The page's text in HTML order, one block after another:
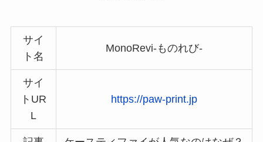
サイ
ト名
MonoRevi-ものれび-
サイ
トUR
L
https://paw-print.jp